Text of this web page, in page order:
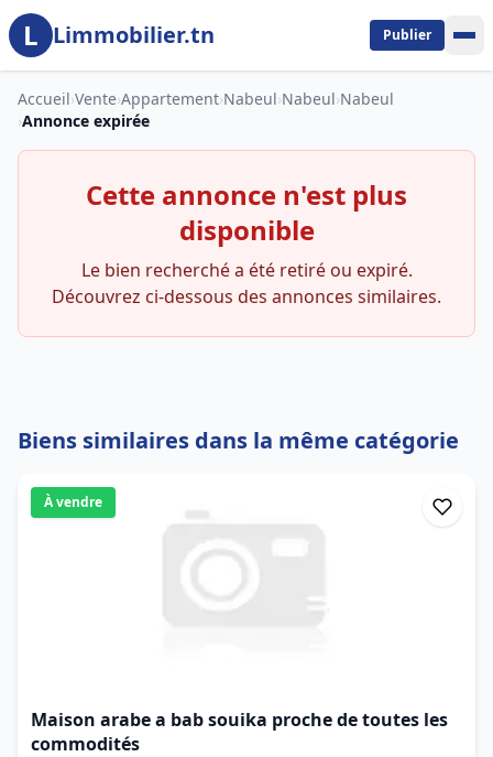
Aller au contenu principal
L Limmobilier.tn Publier
Accueil›Vente›Appartement›Nabeul›Nabeul›Nabeul
›Annonce expirée
Cette annonce n'est plus
disponible
Le bien recherché a été retiré ou expiré.
Découvrez ci-dessous des annonces similaires.
Biens similaires dans la même catégorie
À vendre
Maison arabe a bab souika proche de toutes les
commodités